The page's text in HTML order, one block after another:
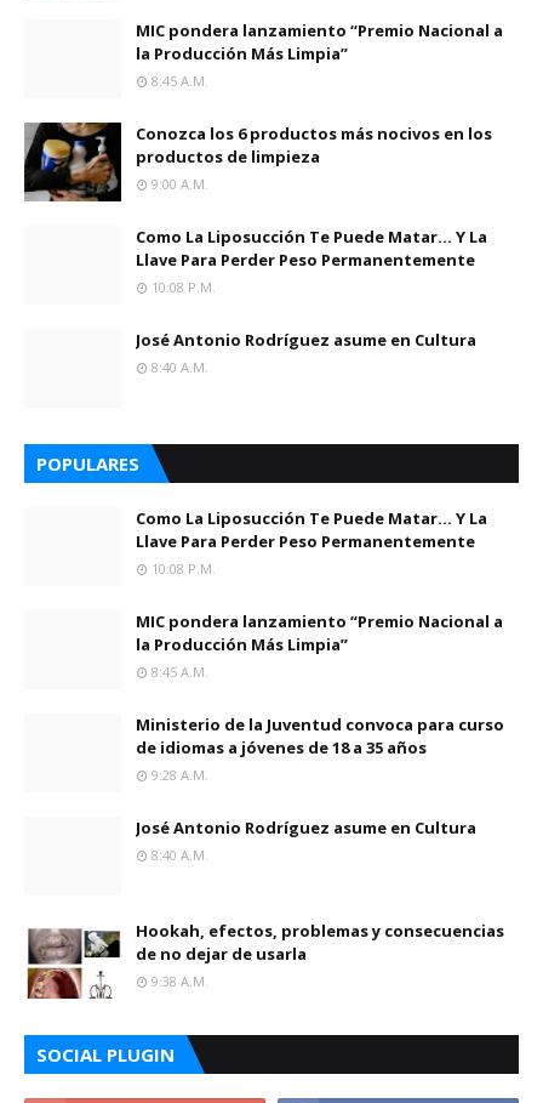
MIC pondera lanzamiento “Premio Nacional a
la Producción Más Limpia”
8:45 A.m.
Conozca los 6 productos más nocivos en los
productos de limpieza
9:00 A.m.
Como La Liposucción Te Puede Matar… Y La
Llave Para Perder Peso Permanentemente
10:08 P.m.
José Antonio Rodríguez asume en Cultura
8:40 A.m.
POPULARES
Como La Liposucción Te Puede Matar… Y La
Llave Para Perder Peso Permanentemente
10:08 P.m.
MIC pondera lanzamiento “Premio Nacional a
la Producción Más Limpia”
8:45 A.m.
Ministerio de la Juventud convoca para curso
de idiomas a jóvenes de 18 a 35 años
9:28 A.m.
José Antonio Rodríguez asume en Cultura
8:40 A.m.
Hookah, efectos, problemas y consecuencias
de no dejar de usarla
9:38 A.m.
SOCIAL PLUGIN